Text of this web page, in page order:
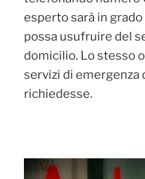
esperto sarà in
possa usufruire del
domicilio. Lo stesso
servizi di emergenza
richiedesse.